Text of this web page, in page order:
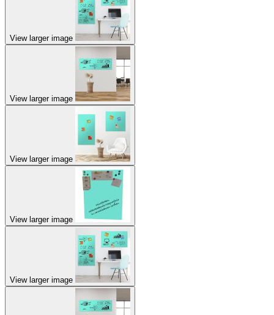
View larger image
View larger image
View larger image
View larger image
View larger image